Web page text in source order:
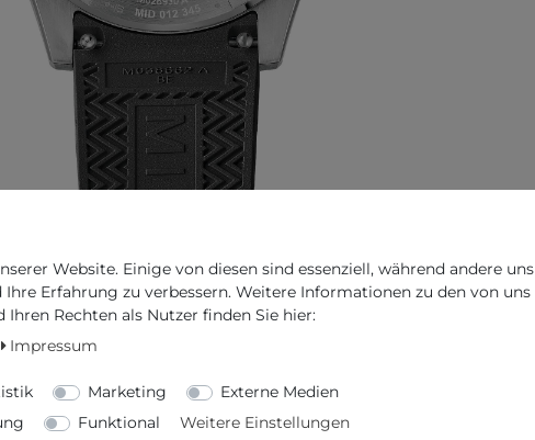
WEITERE DETAILS
Website. Einige von diesen sind essenziell, während andere uns
Ihre Erfahrung zu verbessern. Weitere Informationen zu den von uns
Ihren Rechten als Nutzer finden Sie hier:
Impressum
Marketing
Externe Medien
Funktional Weitere Einstellungen